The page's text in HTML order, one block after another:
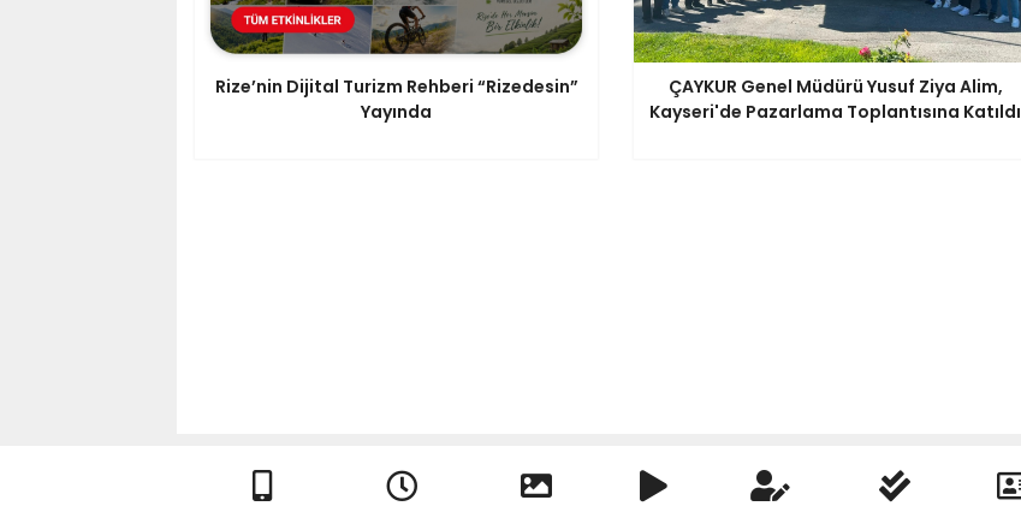
Rize’nin Dijital Turizm Rehberi “Rizedesin”
Yayında
ÇAYKUR Genel Müdürü Yusuf Ziya Alim,
Kayseri'de Pazarlama Toplantısına Katıldı